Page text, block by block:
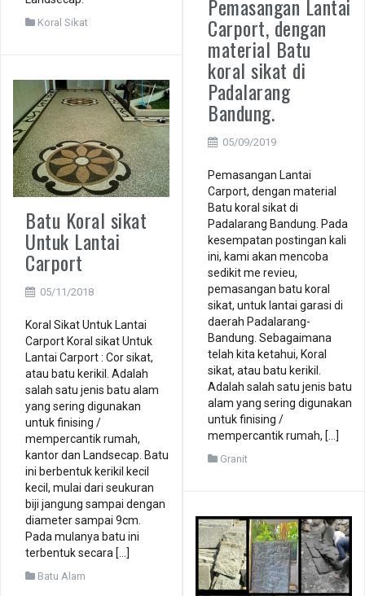
Koral Sikat
Pemasangan Lantai
Carport, dengan
material Batu
koral sikat di
Padalarang
Bandung.
05/09/2019
Pemasangan Lantai
Carport, dengan material
Batu koral sikat di
Padalarang Bandung. Pada
kesempatan postingan kali
ini, kami akan mencoba
sedikit me revieu,
pemasangan batu koral
sikat, untuk lantai garasi di
daerah Padalarang-
Bandung. Sebagaimana
telah kita ketahui, Koral
sikat, atau batu kerikil.
Adalah salah satu jenis batu
alam yang sering digunakan
untuk finising /
mempercantik rumah, […]
Granit
Batu Koral sikat
Untuk Lantai
Carport
05/11/2018
Koral Sikat Untuk Lantai
Carport Koral sikat Untuk
Lantai Carport : Cor sikat,
atau batu kerikil. Adalah
salah satu jenis batu alam
yang sering digunakan
untuk finising /
mempercantik rumah,
kantor dan Landsecap. Batu
ini berbentuk kerikil kecil
kecil, mulai dari seukuran
biji jangung sampai dengan
diameter sampai 9cm.
Pada mulanya batu ini
terbentuk secara […]
Batu Alam